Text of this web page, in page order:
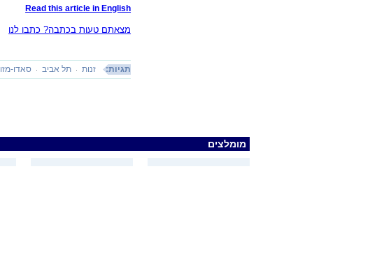
Read this article in English
מצאתם טעות בכתבה? כתבו לנו
תגיות: זנות תל אביב סאדו-מזו
מומלצים